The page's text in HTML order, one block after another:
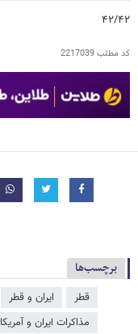
۴۲/۴۲
کد مطلب2217039
برچسب‌ها
قطر ایران و قطر
مذاکرات ایران و آمریکا